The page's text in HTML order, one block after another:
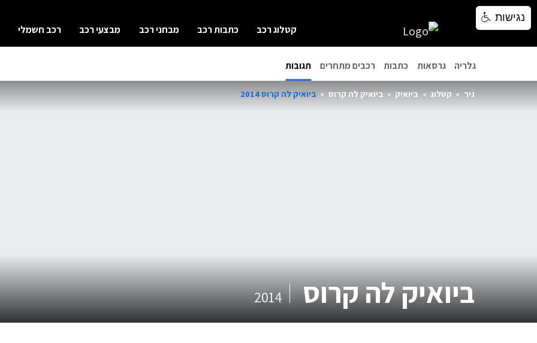
קטלוג רכב כתבות רכב מבחני רכב מבצעי רכב רכב חשמלי
גלריה גרסאות כתבות רכבים מתחרים תגובות
גיר קטלוג ביואיק ביואיק לה קרוס ביואיק לה קרוס 2014
ביואיק לה קרוס 2014
נגישות
נגישות